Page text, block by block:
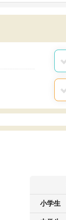
あれば自学自習で
からず辞めること
小学生